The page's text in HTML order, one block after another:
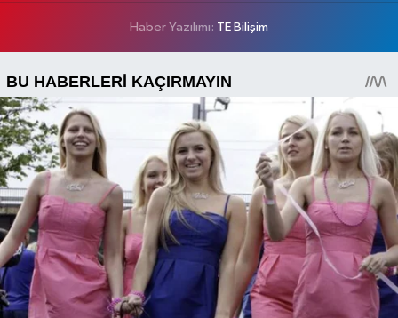
Haber Yazılımı: TE Bilişim